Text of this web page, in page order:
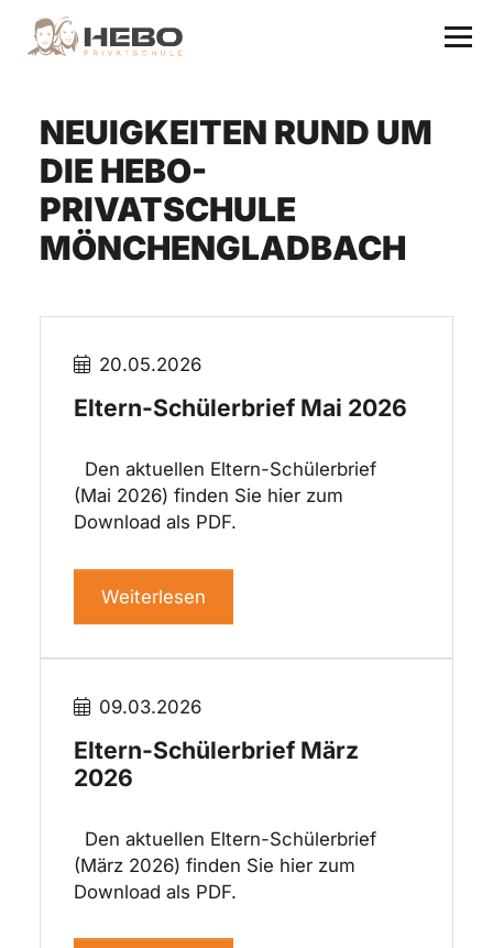
NEUIGKEITEN RUND UM
DIE HEBO-
PRIVATSCHULE
MÖNCHENGLADBACH
20.05.2026
Eltern-Schülerbrief Mai 2026
Den aktuellen Eltern-Schülerbrief
(Mai 2026) finden Sie hier zum
Download als PDF.
Weiterlesen
09.03.2026
Eltern-Schülerbrief März
2026
Den aktuellen Eltern-Schülerbrief
(März 2026) finden Sie hier zum
Download als PDF.